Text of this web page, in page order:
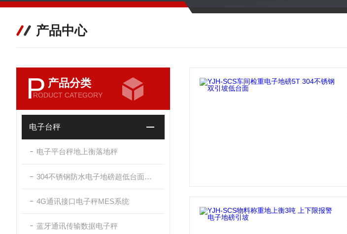
产品中心
P 产品分类
RODUCT CATEGORY
电子台秤
电子平台秤地上衡落地秤
304不锈钢防水电子地磅超低台面带斜坡
4G通讯接口电子秤MES系统
蓝牙通讯传输数据电子秤